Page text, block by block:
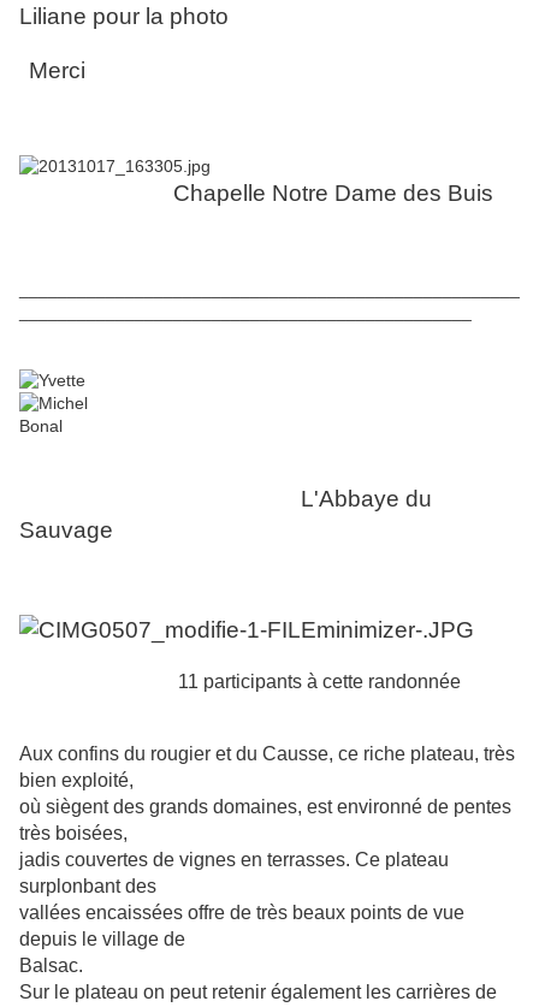
Liliane pour la photo
Merci
Chapelle Notre Dame des Buis
L'Abbaye du
Sauvage
11 participants à cette randonnée
Aux confins du rougier et du Causse, ce riche plateau, très
bien exploité,
où siègent des grands domaines, est environné de pentes
très boisées,
jadis couvertes de vignes en terrasses. Ce plateau
surplonbant des
vallées encaissées offre de très beaux points de vue
depuis le village de
Balsac.
Sur le plateau on peut retenir également les carrières de